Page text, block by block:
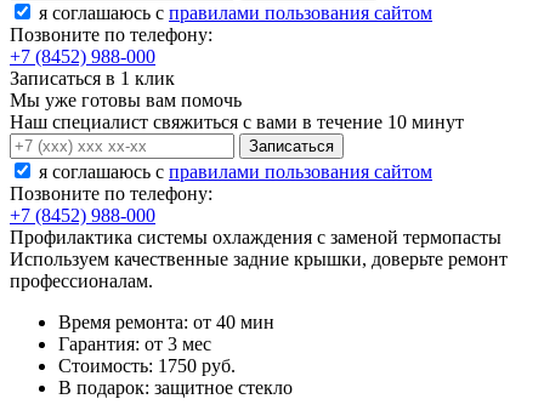
я соглашаюсь c правилами пользования сайтом
Позвоните по телефону:
+7 (8452) 988-000
Записаться в 1 клик
Мы уже готовы вам помочь
Наш специалист свяжиться с вами в течение 10 минут
Записаться
я соглашаюсь c правилами пользования сайтом
Позвоните по телефону:
+7 (8452) 988-000
Профилактика системы охлаждения с заменой термопасты
Используем качественные задние крышки, доверьте ремонт
профессионалам.
Время ремонта: от 40 мин
Гарантия: от 3 мес
Стоимость: 1750 руб.
В подарок: защитное стекло